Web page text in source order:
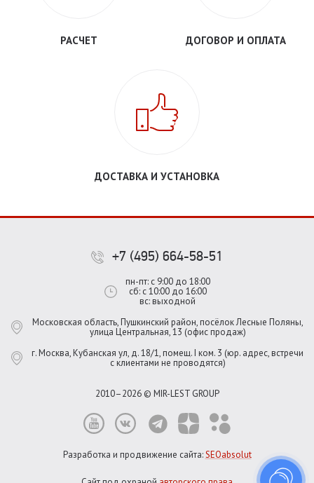
РАСЧЕТ ДОГОВОР И ОПЛАТА
ДОСТАВКА И УСТАНОВКА
+7 (495) 664-58-51
пн-пт: с 9:00 до 18:00
сб: с 10:00 до 16:00
вс: выходной
Московская область, Пушкинский район, посёлок Лесные Поляны,
улица Центральная, 13 (офис продаж)
г. Москва, Кубанская ул, д. 18/1, помещ. I ком. 3 (юр. адрес, встречи
с клиентами не проводятся)
2010–2026 © MIR-LEST GROUP
Разработка и продвижение сайта:SEOabsolut